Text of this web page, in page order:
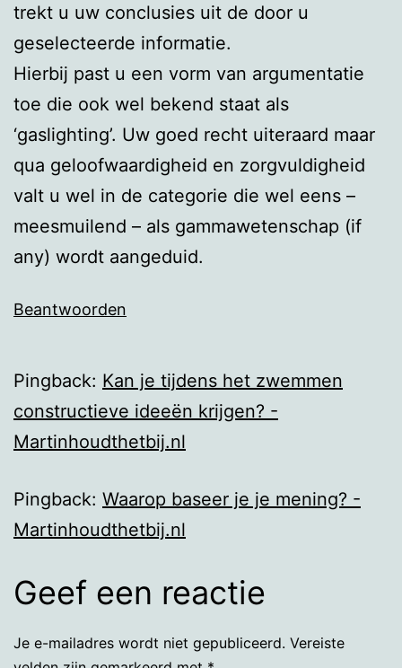
trekt u uw conclusies uit de door u
geselecteerde informatie.
Hierbij past u een vorm van argumentatie
toe die ook wel bekend staat als
‘gaslighting’. Uw goed recht uiteraard maar
qua geloofwaardigheid en zorgvuldigheid
valt u wel in de categorie die wel eens –
meesmuilend – als gammawetenschap (if
any) wordt aangeduid.
Beantwoorden
Pingback: Kan je tijdens het zwemmen
constructieve ideeën krijgen? -
Martinhoudthetbij.nl
Pingback: Waarop baseer je je mening? -
Martinhoudthetbij.nl
Geef een reactie
Je e-mailadres wordt niet gepubliceerd. Vereiste